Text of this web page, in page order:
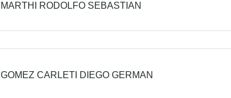
MARTHI RODOLFO SEBASTIAN
GOMEZ CARLETI DIEGO GERMAN